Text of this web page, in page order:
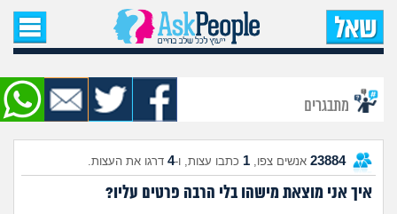
עמוד הבית
שאל שאלה
שאלות חדשות
שאלות שעוררו עניין
מתבגרים
23884 אנשים צפו, 1 כתבו עצות, ו-4 דרגו את העצות.
איך אני מוצאת מישהו בלי הרבה פרטים עליו?